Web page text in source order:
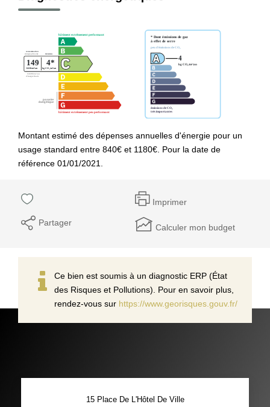
Montant estimé des dépenses annuelles d'énergie pour un
usage standard entre 840€ et 1180€. Pour la date de
référence 01/01/2021.
Imprimer
Partager Calculer mon budget
Ce bien est soumis à un diagnostic ERP (État
des Risques et Pollutions). Pour en savoir plus,
rendez-vous sur https://www.georisques.gouv.fr/
15 Place De L'Hôtel De Ville